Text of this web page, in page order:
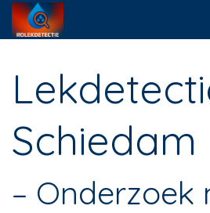
Schiedam
– Onderzoek